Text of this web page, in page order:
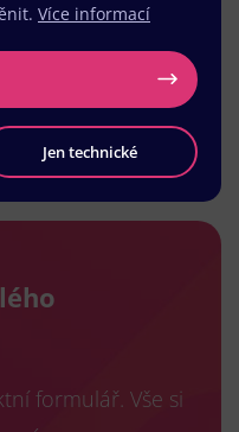
formulář. Vše si
Více informací
Jen technické